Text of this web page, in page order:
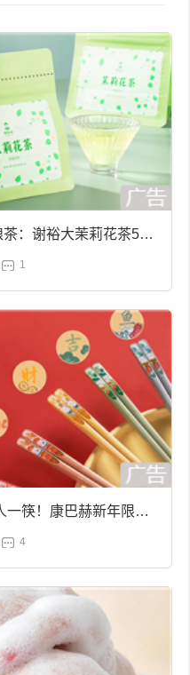
：谢裕大茉莉花茶50g
1
一筷！康巴赫新年限定
19.9元
4